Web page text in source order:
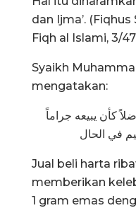
dan Ijma’. (Fiqhus
Fiqh al Islami, 3/
Syaikh
mengatakan:
كأن يبيعه جراماً
في الحال
Jual beli harta
memberikan
1 gram emas